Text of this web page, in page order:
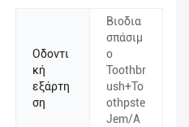
Οδοντι
κή
εξάρτη
ση
Βιοδια
σπάσιμ
ο
Toothbr
ush+To
othpste
Jem/A